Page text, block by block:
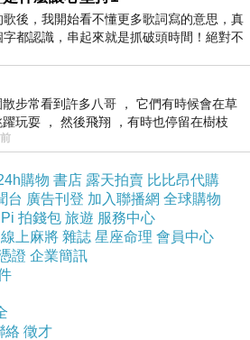
歲的小朋友，點我進入索取免
試用包》
鈕↓↓↓
後，我開始看不懂更多歌詞寫的意思，真
都認識，串起來就是抓破頭時間！絕對不
步常看到許多八哥 ， 它們有時候會在草
玩耍 ， 然後飛翔 ，有時也停留在樹枝
身軀是咖啡色的，鳥喙是黃色
購物 書店 露天拍賣 比比昂代購
台 廣告刊登 加入聯播網 全球購物
Pi 拍錢包 旅遊 服務中心
線上麻將 雜誌 星座命理 會員中心
證 企業簡訊
絡 徵才